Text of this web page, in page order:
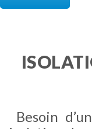
Besoin